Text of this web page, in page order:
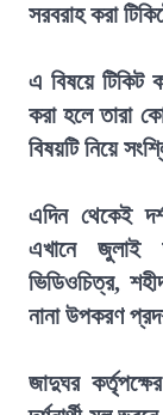
সরবরাহ করা
এ বিষয়ে টিকিট
করা হলে তারা
বিষয়টি নিয়ে
এদিন থেকেই
এখানে জুলাই
ভিডিওচিত্র,
নানা উপকরণ
জাদুঘর